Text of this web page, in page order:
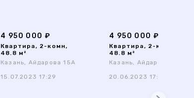
4 950 000 ₽
Квартира, 2-комн,
48.8 м²
Казань, Айдарова 15А
15.07.2023 17:29
4 950 000 ₽
Квартира, 2-комн,
48.8 м²
Казань, Айдарова 15А
20.06.2023 17:48